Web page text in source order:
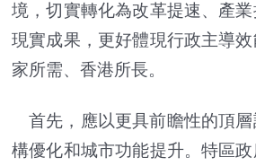
境，切實轉化為改革提速、產
現實成果，更好體現行政主導
家所需、香港所長。
首先，應以更具前瞻性的頂
構優化和城市功能提升。特區